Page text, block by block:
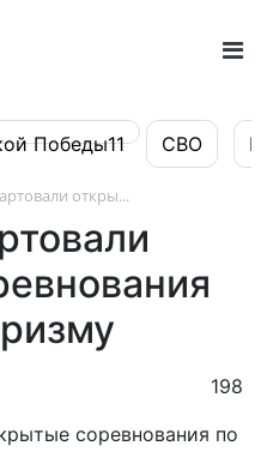
Победы11 СВО
откры...
198